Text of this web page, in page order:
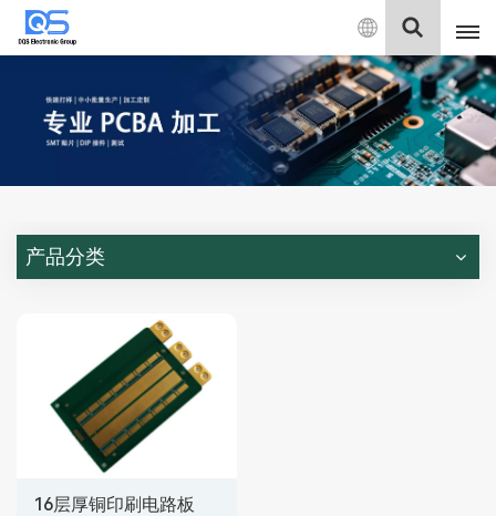
中
文
English
中文
Deutsch
产品分类
16层厚铜印刷电路板